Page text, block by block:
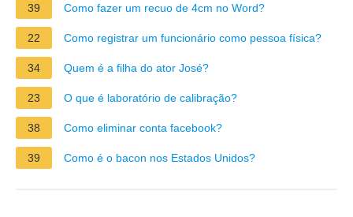
39 Como fazer um recuo de 4cm no Word?
22 Como registrar um funcionário como pessoa física?
34 Quem é a filha do ator José?
23 O que é laboratório de calibração?
38 Como eliminar conta facebook?
39 Como é o bacon nos Estados Unidos?